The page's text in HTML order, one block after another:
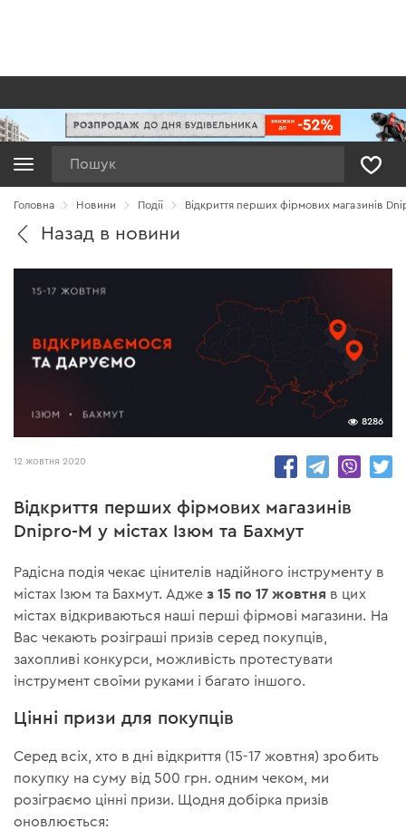
Головна Новини Події Відкриття перших фірмових магазинів
Назад в новини
8286
12 жовтня 2020
Відкриття перших фірмових магазинів
Dnipro-M у містах Ізюм та Бахмут
Радісна подія чекає цінителів надійного інструменту в
містах Ізюм та Бахмут. Аджез 15 по 17 жовтня в цих
містах відкриваються наші перші фірмові магазини. На
Вас чекають розіграші призів серед покупців,
захопливі конкурси, можливість протестувати
інструмент своїми руками і багато іншого.
Цінні призи для покупців
Серед всіх, хто в дні відкриття (15-17 жовтня) зробить
покупку на суму від 500 грн. одним чеком, ми
розіграємо цінні призи. Щодня добірка призів
оновлюється: